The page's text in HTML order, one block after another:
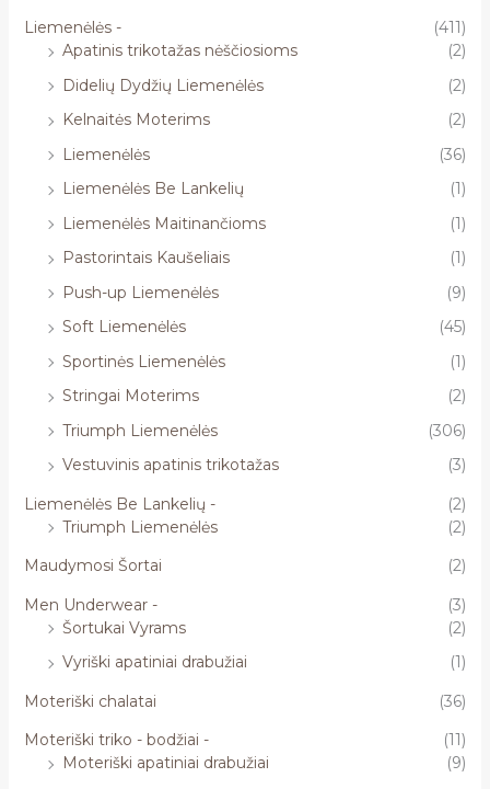
Liemenėlės -
(411)
Apatinis trikotažas nėščiosioms
(2)
Didelių Dydžių Liemenėlės
(2)
Kelnaitės Moterims
(2)
Liemenėlės
(36)
Liemenėlės Be Lankelių
(1)
Liemenėlės Maitinančioms
(1)
Pastorintais Kaušeliais
(1)
Push-up Liemenėlės
(9)
Soft Liemenėlės
(45)
Sportinės Liemenėlės
(1)
Stringai Moterims
(2)
Triumph Liemenėlės
(306)
Vestuvinis apatinis trikotažas
(3)
Liemenėlės Be Lankelių -
(2)
Triumph Liemenėlės
(2)
Maudymosi Šortai
(2)
Men Underwear -
(3)
Šortukai Vyrams
(2)
Vyriški apatiniai drabužiai
(1)
Moteriški chalatai
(36)
Moteriški triko - bodžiai -
(11)
Moteriški apatiniai drabužiai
(9)